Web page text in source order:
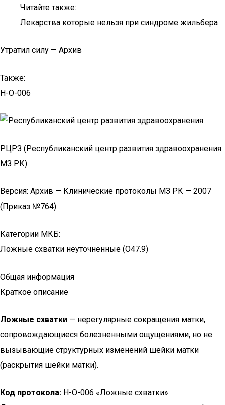
Читайте также:
Лекарства которые нельзя при синдроме жильбера
Утратил силу — Архив
Также:
H-O-006
РЦРЗ (Республиканский центр развития здравоохранения
МЗ РК)
Версия: Архив — Клинические протоколы МЗ РК — 2007
(Приказ №764)
Категории МКБ:
Ложные схватки неуточненные (O47.9)
Общая информация
Краткое описание
Ложные схватки — нерегулярные сокращения матки,
сопровождающиеся болезненными ощущениями, но не
вызывающие структурных изменений шейки матки
(раскрытия шейки матки).
Код протокола: H-O-006 «Ложные схватки»